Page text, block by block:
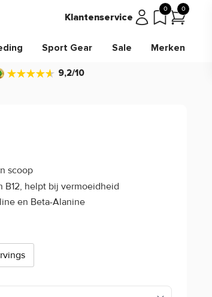
Klantenservice
0 0
Sport Gear Sale Merken
9,2/10
scoop
B12, helpt bij vermoeidheid
en Beta-Alanine